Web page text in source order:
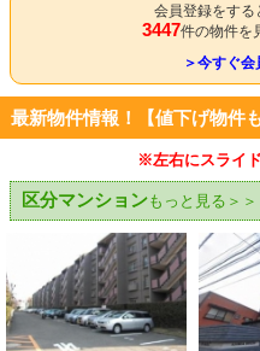
会員登録をする
3447件の物件を
＞今すぐ
最新物件情報！【値下げ物件
※左右にスライ
区分マンションもっと見る＞＞